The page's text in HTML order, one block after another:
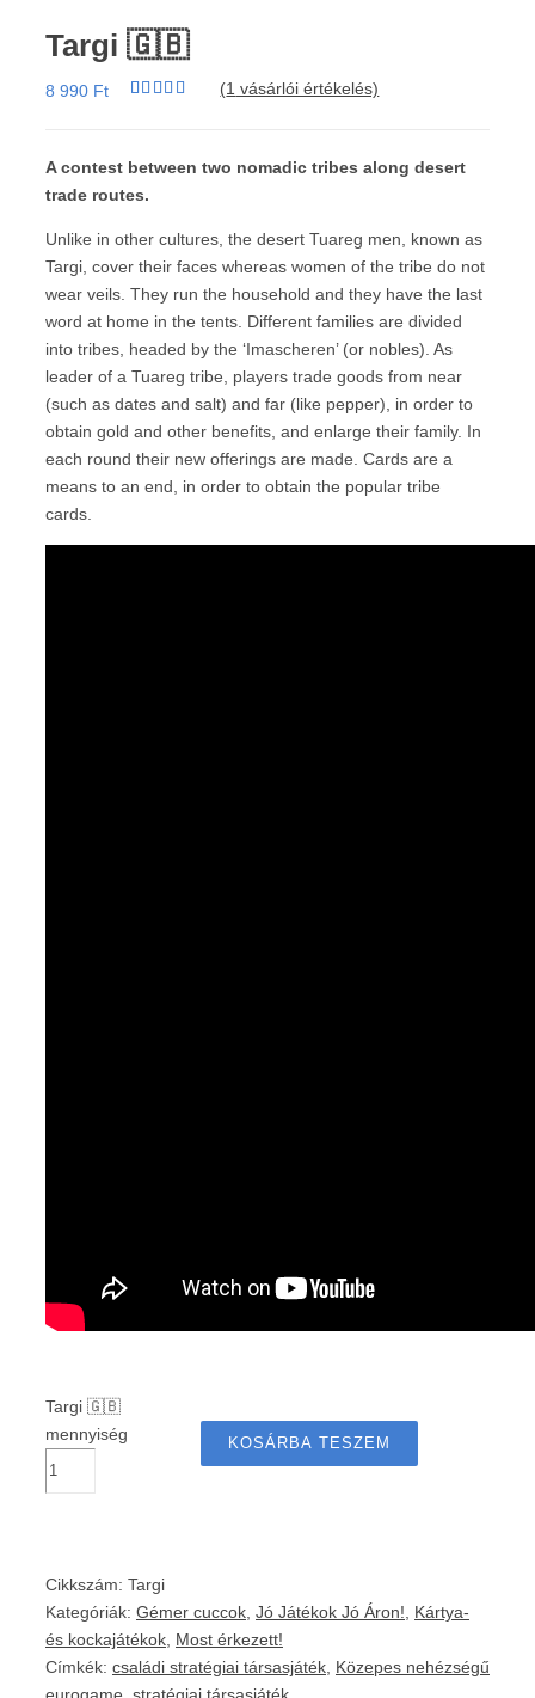
Targi 🇬🇧
8 990 Ft
értékelés
(1 vásárlói értékelés)
A contest between two nomadic tribes along desert
trade routes.
Unlike in other cultures, the desert Tuareg men, known as
Targi, cover their faces whereas women of the tribe do not
wear veils. They run the household and they have the last
word at home in the tents. Different families are divided
into tribes, headed by the ‘Imascheren’ (or nobles). As
leader of a Tuareg tribe, players trade goods from near
(such as dates and salt) and far (like pepper), in order to
obtain gold and other benefits, and enlarge their family. In
each round their new offerings are made. Cards are a
means to an end, in order to obtain the popular tribe
cards.
Targi 🇬🇧
mennyiség
KOSÁRBA TESZEM
Cikkszám: Targi
Kategóriák: Gémer cuccok Jó Játékok Jó Áron!
Kártya-
és kockajátékok Most érkezett!
Címkék: családi stratégiai társasjáték Közepes nehézségű
eurogame stratégiai társasjáték